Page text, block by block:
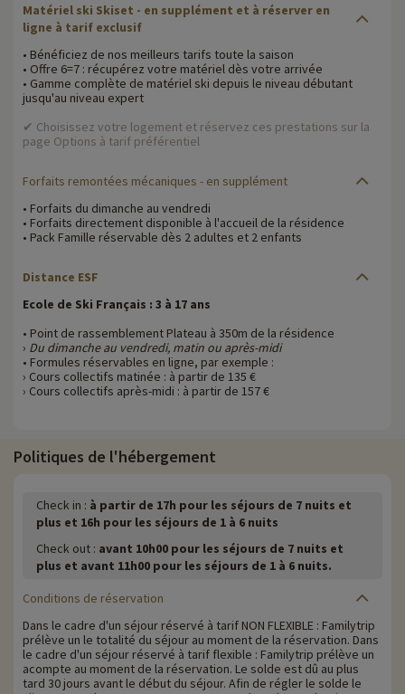
Matériel ski Skiset - en supplément et à réserver en
ligne à tarif exclusif
• Bénéficiez de nos meilleurs tarifs toute la saison
• Offre 6=7 : récupérez votre matériel dès votre arrivée
• Gamme complète de matériel ski depuis le niveau débutant
jusqu'au niveau expert
✔ Choisissez votre logement et réservez ces prestations sur la
page Options à tarif préférentiel
Forfaits remontées mécaniques - en supplément
• Forfaits du dimanche au vendredi
• Forfaits directement disponible à l'accueil de la résidence
• Pack Famille réservable dès 2 adultes et 2 enfants
Distance ESF
Ecole de Ski Français : 3 à 17 ans
• Point de rassemblement Plateau à 350m de la résidence
› Du dimanche au vendredi, matin ou après-midi
• Formules réservables en ligne, par exemple :
› Cours collectifs matinée : à partir de 135 €
› Cours collectifs après-midi : à partir de 157 €
Politiques de l'hébergement
Check in : à partir de 17h pour les séjours de 7 nuits et
plus et 16h pour les séjours de 1 à 6 nuits
Check out : avant 10h00 pour les séjours de 7 nuits et
plus et avant 11h00 pour les séjours de 1 à 6 nuits.
Conditions de réservation
Dans le cadre d'un séjour réservé à tarif NON FLEXIBLE : Familytrip
prélève un le totalité du séjour au moment de la réservation. Dans
le cadre d'un séjour réservé à tarif flexible : Familytrip prélève un
acompte au moment de la réservation. Le solde est dû au plus
tard 30 jours avant le début du séjour. Afin de régler le solde le